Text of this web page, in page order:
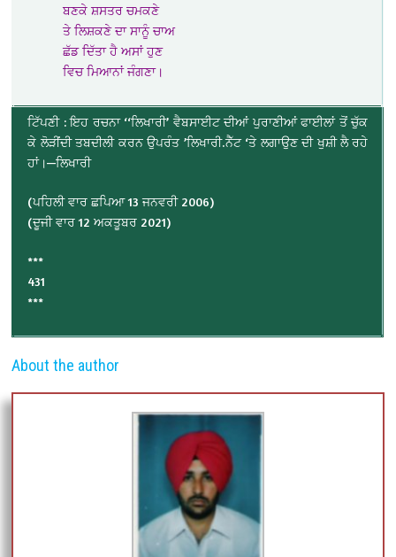
ਬਣਕੇ ਸ਼ਸਤਰ ਚਮਕਣੇ
ਤੇ ਲਿਸ਼ਕਣੇ ਦਾ ਸਾਨੂੰ ਚਾਅ
ਛੱਡ ਦਿੱਤਾ ਹੈ ਅਸਾਂ ਹੁਣ
ਵਿਚ ਮਿਆਨਾਂ ਜੰਗਣਾ।
ਟਿੱਪਣੀ : ਇਹ ਰਚਨਾ ‘‘ਲਿਖਾਰੀ’ ਵੈਬਸਾਈਟ ਦੀਆਂ ਪੁਰਾਣੀਆਂ ਫਾਈਲਾਂ ਤੋਂ ਚੁੱਕ
ਕੇ ਲੋੜੀਂਦੀ ਤਬਦੀਲੀ ਕਰਨ ਉਪਰੰਤ ’ਲਿਖਾਰੀ.ਨੈੱਟ ‘ਤੇ ਲਗਾਉਣ ਦੀ ਖੁਸ਼ੀ ਲੈ ਰਹੇ
ਹਾਂ।—ਲਿਖਾਰੀ
(ਪਹਿਲੀ ਵਾਰ ਛਪਿਆ 13 ਜਨਵਰੀ 2006)
(ਦੂਜੀ ਵਾਰ 12 ਅਕਤੂਬਰ 2021)
***
431
***
About the author